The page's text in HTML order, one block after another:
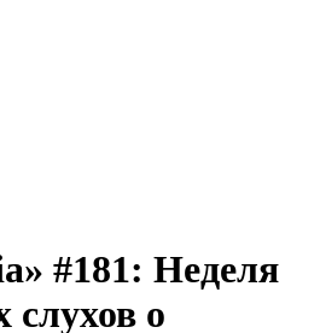
#181: Неделя
слухов о